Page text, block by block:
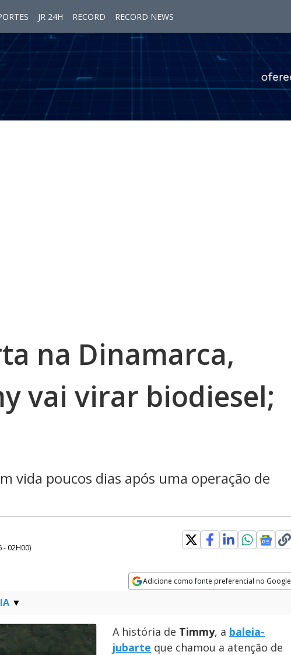
JR 24H RECORD RECORD NEWS
na Dinamarca,
vai virar biodiesel;
vida poucos dias após uma operação de
- 02H00)
Adicione como fonte preferencial no Google
A história de Timmy, a baleia-
jubarte que chamou a atenção de